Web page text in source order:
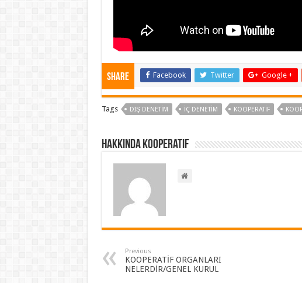
Share Facebook Twitter Google +
Tags DIŞ DENETIM İÇ DENETİM KOOPERATIF
Hakkında kooperatif
Previous
KOOPERATİF ORGANLARI
NELERDİR/GENEL KURUL